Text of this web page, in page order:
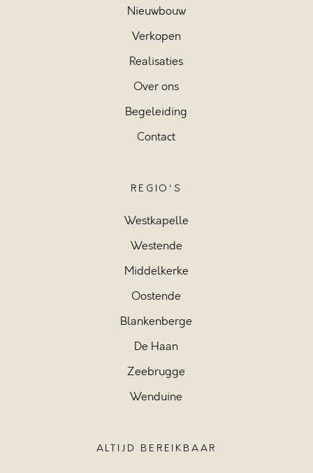
Nieuwbouw
Verkopen
Realisaties
Over ons
Begeleiding
Contact
REGIO'S
Westkapelle
Westende
Middelkerke
Oostende
Blankenberge
De Haan
Zeebrugge
Wenduine
ALTIJD BEREIKBAAR